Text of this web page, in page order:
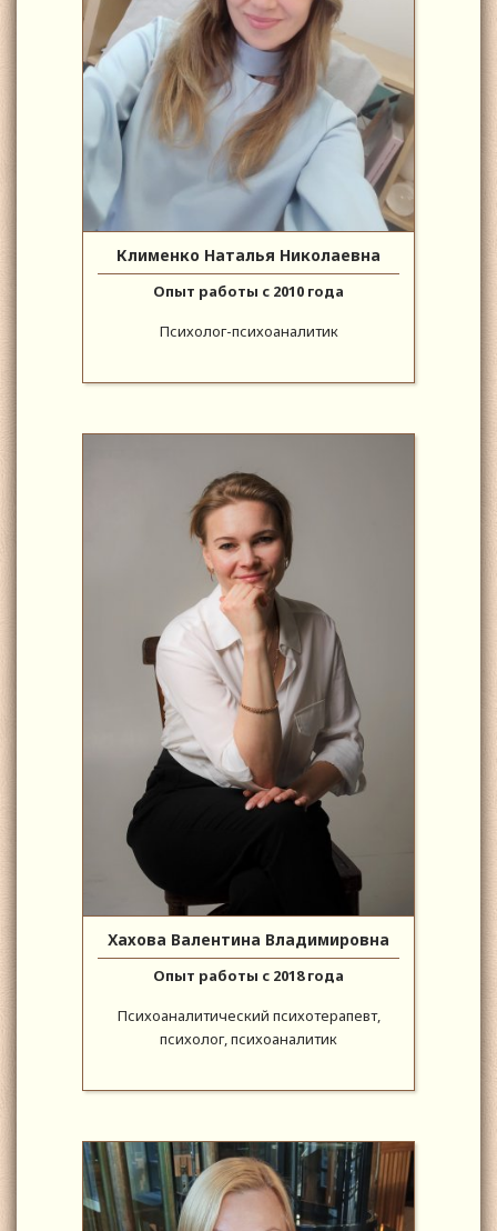
Клименко Наталья Николаевна
Опыт работы с 2010 года
Психолог-психоаналитик
Хахова Валентина Владимировна
Опыт работы с 2018 года
Психоаналитический психотерапевт,
психолог, психоаналитик